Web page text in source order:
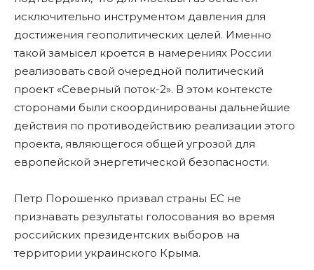
исключительно инструментом давления для
достижения геополитических целей. Именно
такой замысел кроется в намерениях России
реализовать свой очередной политический
проект «Северный поток-2». В этом контексте
сторонами были скоординированы дальнейшие
действия по противодействию реализации этого
проекта, являющегося общей угрозой для
европейской энергетической безопасности.
Петр Порошенко призвал страны ЕС не
признавать результаты голосования во время
российских президентских выборов на
территории украинского Крыма.